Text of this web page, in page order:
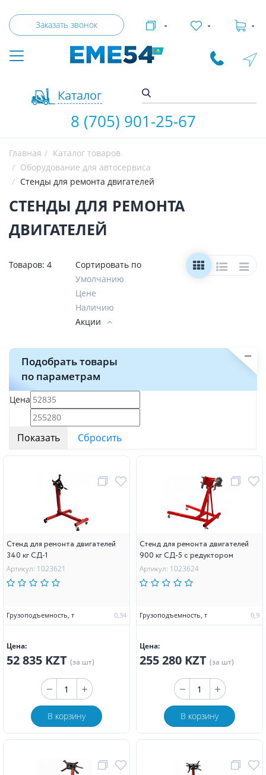
Заказать звонок
Каталог
- - -
8 (705) 901-25-67
Главная
Каталог товаров
Оборудование для автосервиса
Стенды для ремонта двигателей
СТЕНДЫ ДЛЯ РЕМОНТА
ДВИГАТЕЛЕЙ
Товаров: 4
Сортировать по
Умолчанию
Цене
Наличию
Акции
Подобрать товары
по параметрам
Цена
Стенд для ремонта двигателей
340 кг СД-1
Артикул: 1023621
Грузоподъемность, т 0,34
Цена:
52 835 KZT (за шт)
В корзину
Стенд для ремонта двигателей
900 кг СД-5 с редуктором
Артикул: 1023624
Грузоподъемность, т 0,9
Цена:
255 280 KZT (за шт)
В корзину